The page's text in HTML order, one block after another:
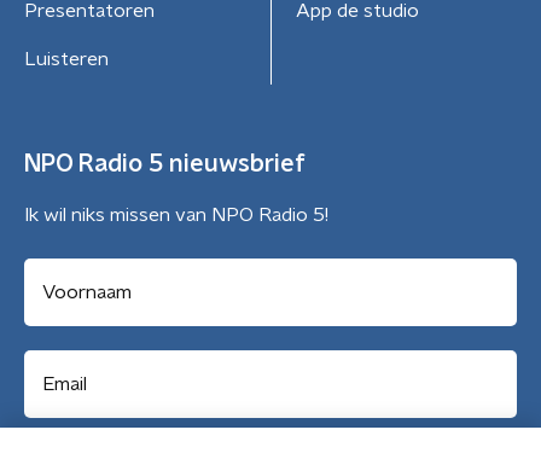
Presentatoren
Luisteren
App de studio
NPO Radio 5 nieuwsbrief
Ik wil niks missen van NPO Radio 5!